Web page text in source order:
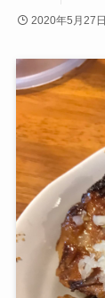
2020年5月27日